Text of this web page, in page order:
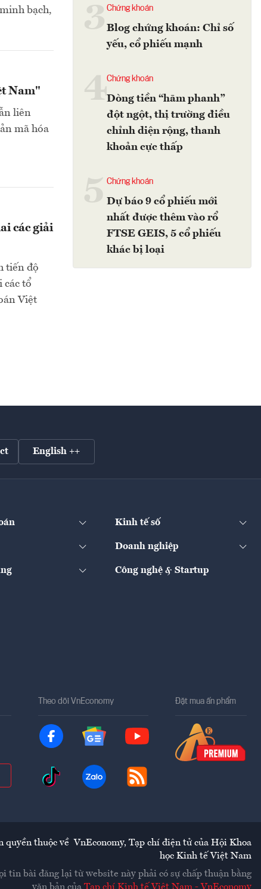
bạch,
Nam"
liên
mã hóa
các giải
tiến độ
các tổ
Việt
Chứng khoán
Blog chứng khoán: Chỉ số
yếu, cổ phiếu mạnh
4Chứng khoán
Dòng tiền “hãm phanh”
đột ngột, thị trường điều
chỉnh diện rộng, thanh
khoản cực thấp
Chứng khoán
Dự báo 9 cổ phiếu mới
nhất được thêm vào rổ
FTSE GEIS, 5 cổ phiếu
khác bị loại
English ++
Kinh tế số
Doanh nghiệp
Công nghệ & Startup
Theo dõi VnEconomy Đặt mua ấn phẩm
quyền thuộc về VnEconomy, Tạp chí điện tử của Hội Khoa
học Kinh tế Việt Nam
tin bài đăng lại từ website này phải có sự chấp thuận bằng